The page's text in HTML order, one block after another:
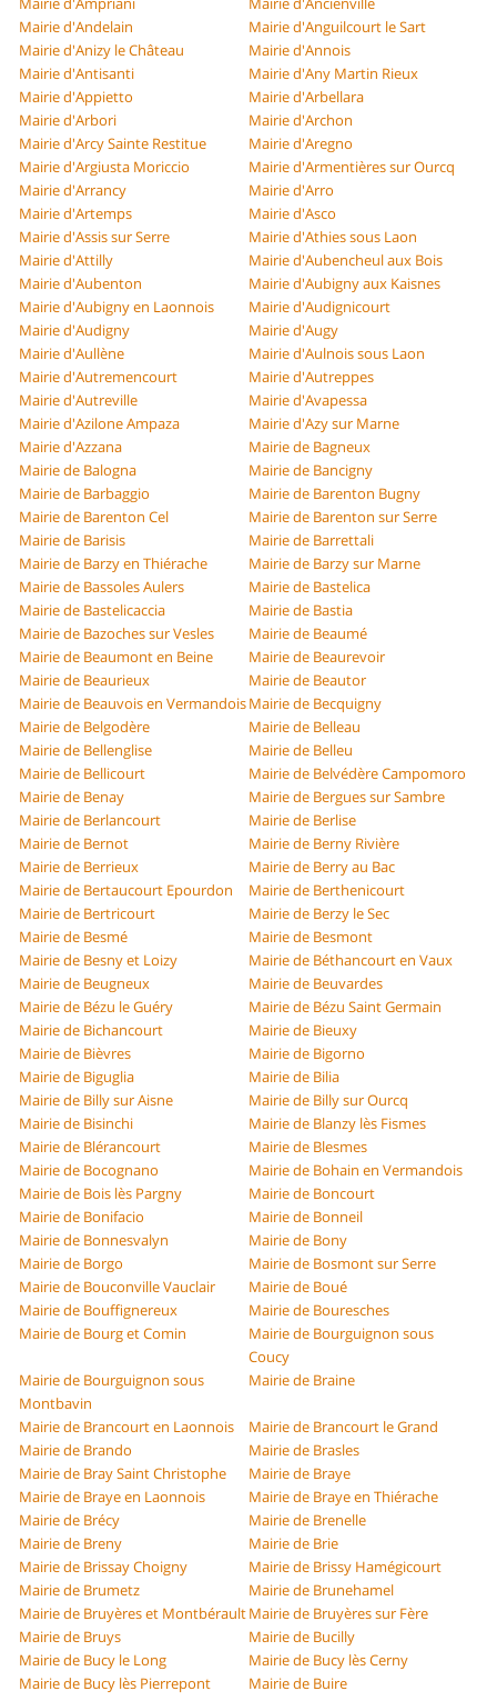
Mairie d'Andelain
Mairie d'Anguilcourt le Sart
Mairie d'Anizy le Château
Mairie d'Annois
Mairie d'Antisanti
Mairie d'Any Martin Rieux
Mairie d'Appietto
Mairie d'Arbellara
Mairie d'Arbori
Mairie d'Archon
Mairie d'Arcy Sainte Restitue
Mairie d'Aregno
Mairie d'Argiusta Moriccio
Mairie d'Armentières sur Ourcq
Mairie d'Arrancy
Mairie d'Arro
Mairie d'Artemps
Mairie d'Asco
Mairie d'Assis sur Serre
Mairie d'Athies sous Laon
Mairie d'Attilly
Mairie d'Aubencheul aux Bois
Mairie d'Aubenton
Mairie d'Aubigny aux Kaisnes
Mairie d'Aubigny en Laonnois
Mairie d'Audignicourt
Mairie d'Audigny
Mairie d'Augy
Mairie d'Aullène
Mairie d'Aulnois sous Laon
Mairie d'Autremencourt
Mairie d'Autreppes
Mairie d'Autreville
Mairie d'Avapessa
Mairie d'Azilone Ampaza
Mairie d'Azy sur Marne
Mairie d'Azzana
Mairie de Bagneux
Mairie de Balogna
Mairie de Bancigny
Mairie de Barbaggio
Mairie de Barenton Bugny
Mairie de Barenton Cel
Mairie de Barenton sur Serre
Mairie de Barisis
Mairie de Barrettali
Mairie de Barzy en Thiérache
Mairie de Barzy sur Marne
Mairie de Bassoles Aulers
Mairie de Bastelica
Mairie de Bastelicaccia
Mairie de Bastia
Mairie de Bazoches sur Vesles
Mairie de Beaumé
Mairie de Beaumont en Beine
Mairie de Beaurevoir
Mairie de Beaurieux
Mairie de Beautor
Mairie de Beauvois en VermandoisMairie de Becquigny
Mairie de Belgodère
Mairie de Belleau
Mairie de Bellenglise
Mairie de Belleu
Mairie de Bellicourt
Mairie de Belvédère Campomoro
Mairie de Benay
Mairie de Bergues sur Sambre
Mairie de Berlancourt
Mairie de Berlise
Mairie de Bernot
Mairie de Berny Rivière
Mairie de Berrieux
Mairie de Berry au Bac
Mairie de Bertaucourt Epourdon
Mairie de Berthenicourt
Mairie de Bertricourt
Mairie de Berzy le Sec
Mairie de Besmé
Mairie de Besmont
Mairie de Besny et Loizy
Mairie de Béthancourt en Vaux
Mairie de Beugneux
Mairie de Beuvardes
Mairie de Bézu le Guéry
Mairie de Bézu Saint Germain
Mairie de Bichancourt
Mairie de Bieuxy
Mairie de Bièvres
Mairie de Bigorno
Mairie de Biguglia
Mairie de Bilia
Mairie de Billy sur Aisne
Mairie de Billy sur Ourcq
Mairie de Bisinchi
Mairie de Blanzy lès Fismes
Mairie de Blérancourt
Mairie de Blesmes
Mairie de Bocognano
Mairie de Bohain en Vermandois
Mairie de Bois lès Pargny
Mairie de Boncourt
Mairie de Bonifacio
Mairie de Bonneil
Mairie de Bonnesvalyn
Mairie de Bony
Mairie de Borgo
Mairie de Bosmont sur Serre
Mairie de Bouconville Vauclair
Mairie de Boué
Mairie de Bouffignereux
Mairie de Bouresches
Mairie de Bourg et Comin
Mairie de Bourguignon sous
Coucy
Mairie de Bourguignon sous
Montbavin
Mairie de Braine
Mairie de Brancourt en Laonnois
Mairie de Brancourt le Grand
Mairie de Brando
Mairie de Brasles
Mairie de Bray Saint Christophe
Mairie de Braye
Mairie de Braye en Laonnois
Mairie de Braye en Thiérache
Mairie de Brécy
Mairie de Brenelle
Mairie de Breny
Mairie de Brie
Mairie de Brissay Choigny
Mairie de Brissy Hamégicourt
Mairie de Brumetz
Mairie de Brunehamel
Mairie de Bruyères et MontbéraultMairie de Bruyères sur Fère
Mairie de Bruys
Mairie de Bucilly
Mairie de Bucy le Long
Mairie de Bucy lès Cerny
Mairie de Bucy lès Pierrepont
Mairie de Buire